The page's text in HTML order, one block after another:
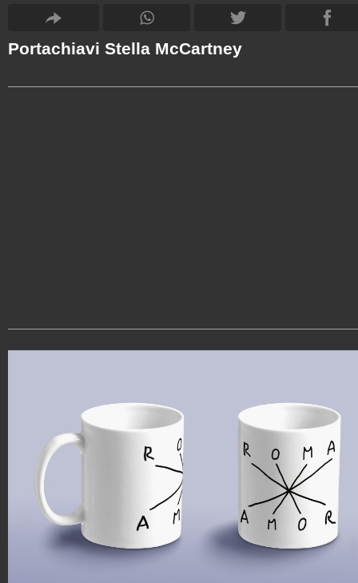
Portachiavi Stella McCartney